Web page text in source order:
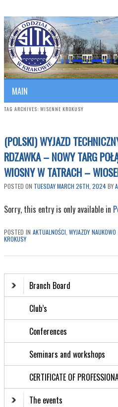
SITK RP Oddział w
Polish Association of Engineers &
MAIN
TAG ARCHIVES: WISENNE KROKUSY
(POLSKI) WYJAZD
RDZAWKA – NOWY TARG
WIOSNY W TATRACH –
POSTED ON TUESDAY MARCH 26TH, 2024BY
Sorry, this entry is only available in
POSTED IN AKTUALNOŚCI ,WYJAZDY
KROKUSY
Branch Board
Club’s
Conferences
Seminars and workshops
CERTIFICATE OF
The events